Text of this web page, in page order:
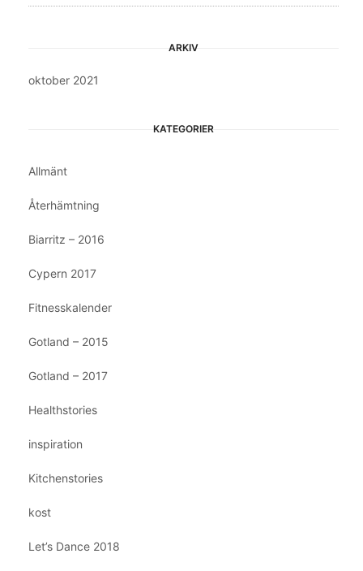
ARKIV
oktober 2021
KATEGORIER
Allmänt
Återhämtning
Biarritz – 2016
Cypern 2017
Fitnesskalender
Gotland – 2015
Gotland – 2017
Healthstories
inspiration
Kitchenstories
kost
Let’s Dance 2018